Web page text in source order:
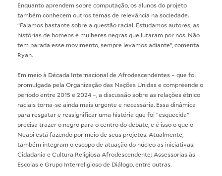
Enquanto aprendem sobre computação, os alunos do projeto
também conhecem outros temas de relevância na sociedade.
“Falamos bastante sobre a questão racial. Estudamos autores, as
histórias de homens e mulheres negras que lutaram por nós. Não
tem parada esse movimento, sempre levamos adiante”, comenta
Ryan.
Em meio à Década Internacional de Afrodescendentes – que foi
promulgada pela Organização das Nações Unidas e compreende o
período entre 2015 e 2024 –, a discussão sobre as relações étnico
raciais torna-se ainda mais urgente e necessária. Essa dinâmica
para resgatar e ressignificar uma história que foi “esquecida”
precisa trazer o negro para o centro do debate, e é isso o que o
Neabi está fazendo por meio de seus projetos. Atualmente,
também integram o escopo de atuação do núcleo as iniciativas:
Cidadania e Cultura Religiosa Afrodescendente; Assessorias às
Escolas e Grupo Interreligioso de Diálogo, entre outras.